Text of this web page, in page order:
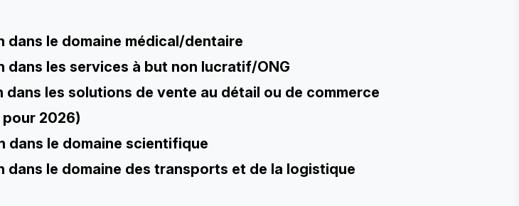
dans le domaine médical/dentaire
dans les services à but non lucratif/ONG
les solutions de vente au détail ou de commerce
2026)
dans le domaine scientifique
dans le domaine des transports et de la logistique